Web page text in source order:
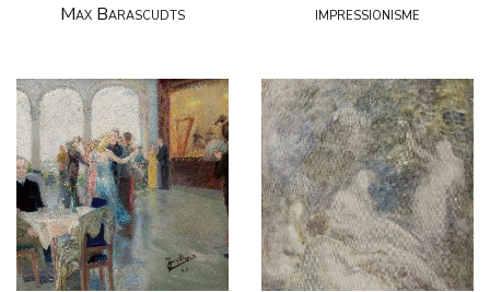
Max Barascudts impressionisme